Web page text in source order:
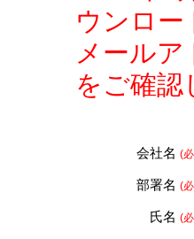
ウンロ
メール
をご確
会社名 (
部署名 (
氏名 (